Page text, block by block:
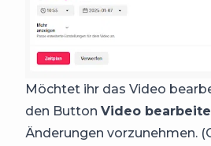
Möchtet ihr das Video
den Button Video
Änderungen vorzunehmen.